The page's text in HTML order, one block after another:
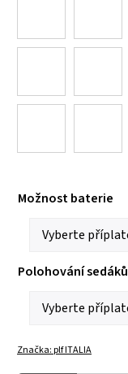
Možnost baterie
Polohování sedáků
Značka:plf ITALIA